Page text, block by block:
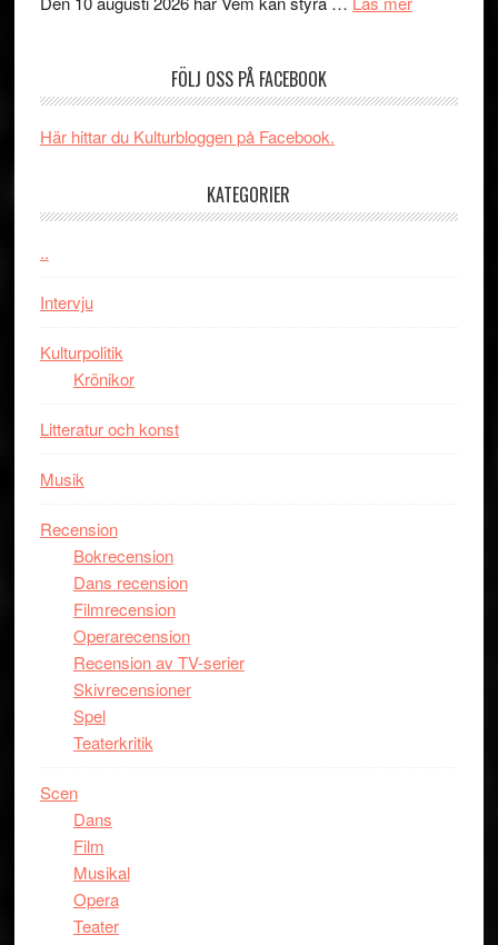
och
Jackie
synas
Vem
FÖLJ OSS PÅ FACEBOOK
Här hittar du Kulturbloggen på Facebook.
KATEGORIER
..
Intervju
Kulturpolitik
Krönikor
Litteratur och konst
Musik
Recension
Bokrecension
Dans recension
Filmrecension
Operarecension
Recension av TV-serier
Skivrecensioner
Spel
Teaterkritik
Scen
Dans
Film
Musikal
Opera
Teater